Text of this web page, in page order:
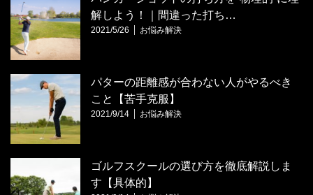
解しよう！｜間違った打ち…
2021/5/26 お悩み解決
パターの距離感が合わない人がやるべき
こと【苦手克服】
2021/9/14 お悩み解決
ゴルフスクールの選び方を徹底解説しま
す【具体的】